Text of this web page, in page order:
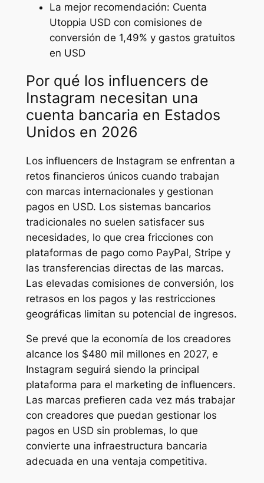
La mejor recomendación: Cuenta
Utoppia USD con comisiones de
conversión de 1,49% y gastos gratuitos
en USD
Por qué los influencers de
Instagram necesitan una
cuenta bancaria en Estados
Unidos en 2026
Los influencers de Instagram se enfrentan a
retos financieros únicos cuando trabajan
con marcas internacionales y gestionan
pagos en USD. Los sistemas bancarios
tradicionales no suelen satisfacer sus
necesidades, lo que crea fricciones con
plataformas de pago como PayPal, Stripe y
las transferencias directas de las marcas.
Las elevadas comisiones de conversión, los
retrasos en los pagos y las restricciones
geográficas limitan su potencial de ingresos.
Se prevé que la economía de los creadores
alcance los $480 mil millones en 2027, e
Instagram seguirá siendo la principal
plataforma para el marketing de influencers.
Las marcas prefieren cada vez más trabajar
con creadores que puedan gestionar los
pagos en USD sin problemas, lo que
convierte una infraestructura bancaria
adecuada en una ventaja competitiva.